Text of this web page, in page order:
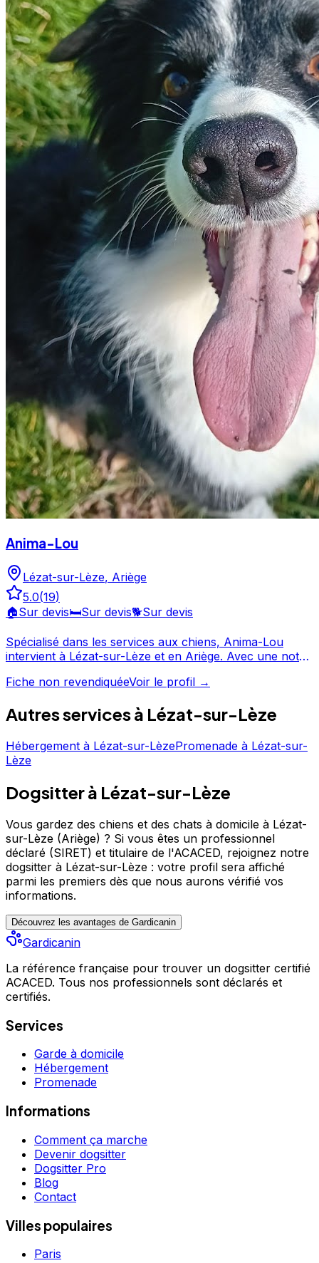
Anima-Lou
Lézat-sur-Lèze, Ariège
5.0(19)
🏠Sur devis🛏️Sur devis🐕Sur devis
Spécialisé dans les services aux chiens, Anima-Lou
intervient à Lézat-sur-Lèze et en Ariège. Avec une note
propriétaires de chiens. N'hésitez pas à consulter sa
est un professionnel du service canin situé à Lézat-sur-
Fiche non revendiquéeVoir le profil →
Autres services à Lézat-sur-Lèze
Hébergement à Lézat-sur-LèzePromenade à Lézat-sur-
Lèze
Dogsitter à Lézat-sur-Lèze
Vous gardez des chiens et des chats à domicile à Lézat-
sur-Lèze (Ariège) ? Si vous êtes un professionnel
déclaré (SIRET) et titulaire de l'ACACED, rejoignez notre
dogsitter à Lézat-sur-Lèze : votre profil sera affiché
parmi les premiers dès que nous aurons vérifié vos
informations.
Découvrez les avantages de Gardicanin
Gardicanin
La référence française pour trouver un dogsitter certifié
ACACED. Tous nos professionnels sont déclarés et
certifiés.
Services
Garde à domicile
Hébergement
Promenade
Informations
Comment ça marche
Devenir dogsitter
Dogsitter Pro
Blog
Contact
Villes populaires
Paris